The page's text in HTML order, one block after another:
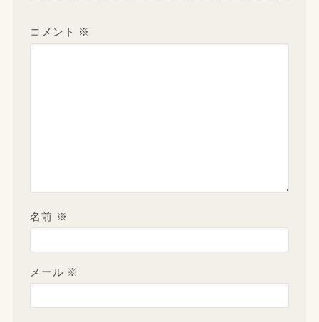
コメント ※
名前 ※
メール ※